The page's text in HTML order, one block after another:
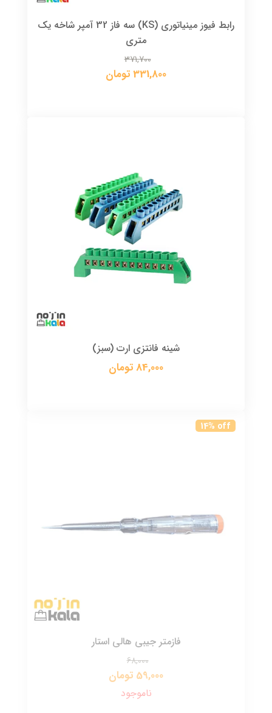
رابط فیوز مینیاتوری (KS) سه فاز 32 آمپر شاخه یک
متری
371,700
331,800 تومان
شینه فانتزی ارت (سبز)
84,000 تومان
14% off
فازمتر جیبی هالی استار
68,000
59,000 تومان
ناموجود